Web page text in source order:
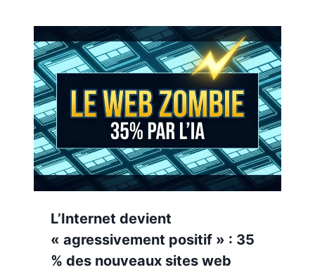
L’Internet devient
« agressivement positif » : 35
% des nouveaux sites web